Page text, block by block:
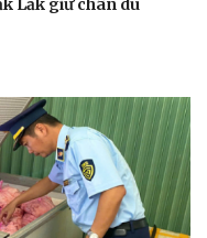
Lắk giữ chân du